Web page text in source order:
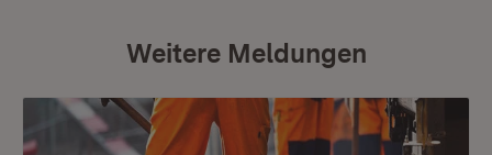
Weitere Meldungen